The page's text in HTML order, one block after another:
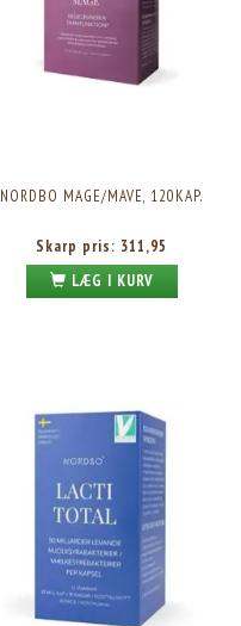
NORDBO MAGE/MAVE, 120KAP.
Skarp pris: 311,95
LÆG I KURV